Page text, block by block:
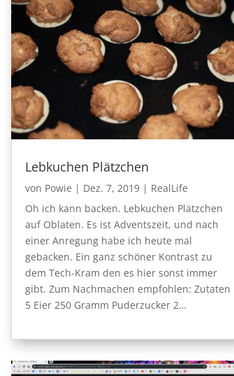
Lebkuchen Plätzchen
von Powie | Dez. 7, 2019 | RealLife
Oh ich kann backen. Lebkuchen Plätzchen
auf Oblaten. Es ist Adventszeit, und nach
einer Anregung habe ich heute mal
gebacken. Ein ganz schöner Kontrast zu
dem Tech-Kram den es hier sonst immer
gibt. Zum Nachmachen empfohlen: Zutaten
5 Eier 250 Gramm Puderzucker 2…